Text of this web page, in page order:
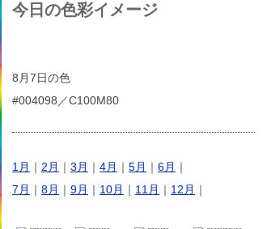
今日の色彩イメージ
8月7日の色
#004098／C100M80
1月 ｜ 2月 ｜ 3月 ｜ 4月 ｜ 5月 ｜ 6月 ｜
7月 ｜ 8月 ｜ 9月 ｜ 10月 ｜ 11月 ｜ 12月 ｜